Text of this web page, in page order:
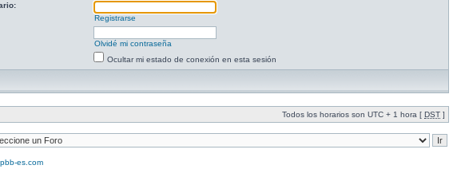
Registrarse
Olvidé mi contraseña
Ocultar mi estado de conexión en esta sesión
Todos los horarios son UTC + 1 hora [ DST ]
es.com